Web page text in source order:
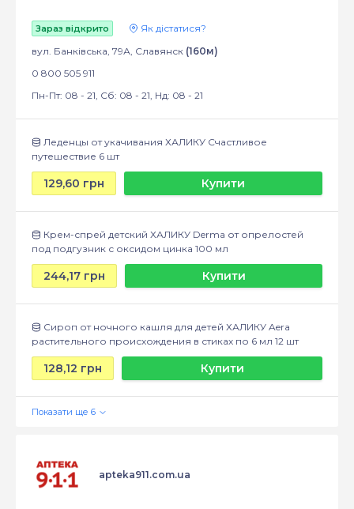
Зараз відкрито
Як дістатися?
вул. Банківська, 79А, Славянск (160м)
0 800 505 911
Пн-Пт: 08 - 21, Сб: 08 - 21, Нд: 08 - 21
Леденцы от укачивания ХАЛИКУ Счастливое
путешествие 6 шт
129,60 грн Купити
Крем-спрей детский ХАЛИКУ Derma от опрелостей
под подгузник с оксидом цинка 100 мл
244,17 грн Купити
Сироп от ночного кашля для детей ХАЛИКУ Aera
растительного происхождения в стиках по 6 мл 12 шт
128,12 грн Купити
apteka911.com.ua